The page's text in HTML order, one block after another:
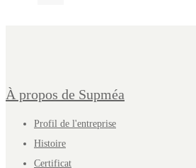
À propos de Supméa
Profil de l'entreprise
Histoire
Certificat